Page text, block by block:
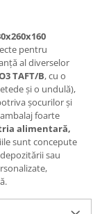
pentru
al diverselor
TAFT/B, cu o
și o undulă),
șocurilor și
foarte
alimentară,
sunt concepute
sau